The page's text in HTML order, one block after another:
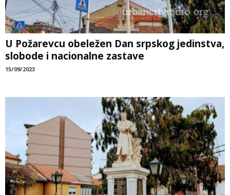
U Požarevcu obeležen Dan srpskog jedinstva,
slobode i nacionalne zastave
15/09/2023